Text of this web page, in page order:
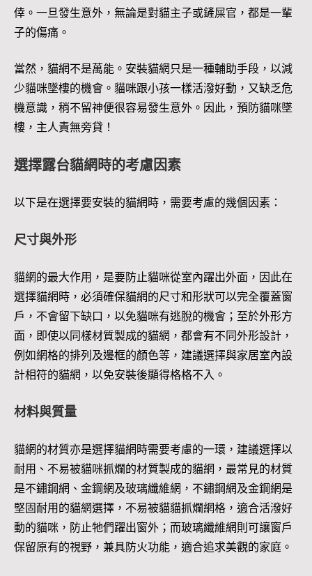
倖。一旦發生意外，無論是對貓主子或鏟屎官，都是一輩
子的傷痛。
當然，貓網不是萬能。安裝貓網只是一種輔助手段，以減
少貓咪墜樓的機會。貓咪跟小孩一樣活潑好動，又缺乏危
機意識，稍不留神便很容易發生意外。因此，預防貓咪墜
樓，主人責無旁貸！
選擇露台貓網時的考慮因素
以下是在選擇要安裝的貓網時，需要考慮的幾個因素：
尺寸與外形
貓網的最大作用，是要防止貓咪從室內躍出外面，因此在
選擇貓網時，必須確保貓網的尺寸和形狀可以完全覆蓋窗
戶，不會留下缺口，以免貓咪有逃脫的機會；至於外形方
面，即使以同樣材質製成的貓網，都會有不同外形設計，
例如網格的排列及邊框的顏色等，建議選擇與家居室內設
計相符的貓網，以免安裝後顯得格格不入。
材料與質量
貓網的材質亦是選擇貓網時需要考慮的一環，建議選擇以
耐用、不易被貓咪抓爛的材質製成的貓網，最常見的材質
是不鏽鋼網、金鋼網及玻璃纖維網，不鏽鋼網及金鋼網是
堅固耐用的貓網選擇，不易被貓貓抓爛網格，適合活潑好
動的貓咪，防止牠們躍出窗外；而玻璃纖維網則可讓窗戶
保留原有的視野，兼具防火功能，適合追求美觀的家庭。